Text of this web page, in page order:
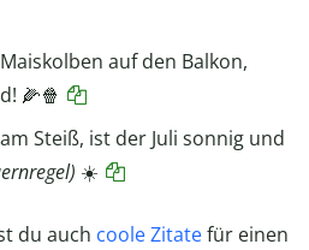
auf den Balkon,
🌽🍿
Steiß, ist der Juli sonnig und
☀️
du auch coole Zitatefür einen